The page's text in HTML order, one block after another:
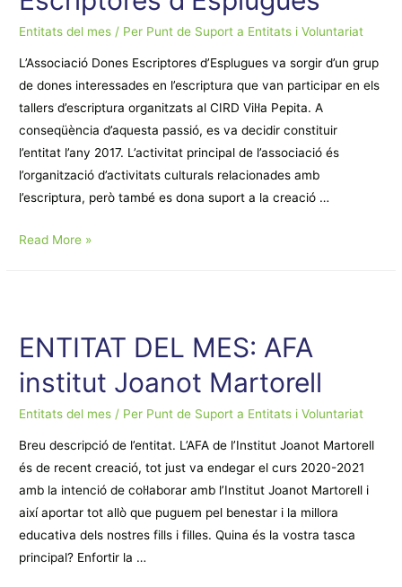
Entitats del mes / Per Punt de Suport a Entitats i Voluntariat
L’Associació Dones Escriptores d’Esplugues va sorgir d’un grup
de dones interessades en l’escriptura que van participar en els
tallers d’escriptura organitzats al CIRD Vil·la Pepita. A
conseqüència d’aquesta passió, es va decidir constituir
l’entitat l’any 2017. L’activitat principal de l’associació és
l’organització d’activitats culturals relacionades amb
l’escriptura, però també es dona suport a la creació …
ENTITAT
Escriptores
d’Esplugues
Read More »
ENTITAT DEL MES: AFA
institut Joanot Martorell
Entitats del mes / Per Punt de Suport a Entitats i Voluntariat
Breu descripció de l’entitat. L’AFA de l’Institut Joanot Martorell
és de recent creació, tot just va endegar el curs 2020-2021
amb la intenció de col·laborar amb l’Institut Joanot Martorell i
així aportar tot allò que puguem pel benestar i la millora
educativa dels nostres fills i filles. Quina és la vostra tasca
principal? Enfortir la …